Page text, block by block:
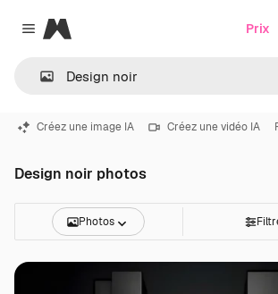
Close menu
Magnific Prix
Créez une image IA Créez une vidéo IA
Design noir photos
Photos